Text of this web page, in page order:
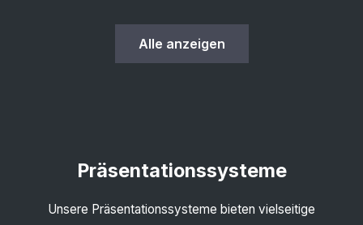
Alle anzeigen
Präsentations­systeme
Unsere Präsentationssysteme bieten vielseitige